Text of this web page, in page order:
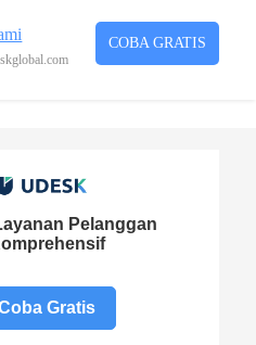
COBA GRATIS
Pelanggan
Gratis